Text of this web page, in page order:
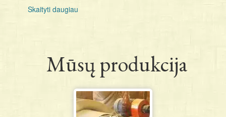
Skaityti daugiau
Mūsų produkcija